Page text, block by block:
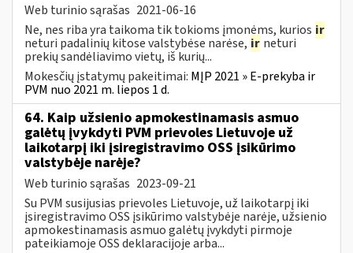
Web turinio sąrašas 2021-06-16
Ne, nes riba yra taikoma tik tokioms įmonėms, kurios ir
neturi padalinių kitose valstybėse narėse, ir neturi
prekių sandėliavimo vietų, iš kurių...
Mokesčių įstatymų pakeitimai: MĮP 2021 » E-prekyba ir
PVM nuo 2021 m. liepos 1 d.
64. Kaip užsienio apmokestinamasis asmuo
galėtų įvykdyti PVM prievoles Lietuvoje už
laikotarpį iki įsiregistravimo OSS įsikūrimo
valstybėje narėje?
Web turinio sąrašas 2023-09-21
Su PVM susijusias prievoles Lietuvoje, už laikotarpį iki
įsiregistravimo OSS įsikūrimo valstybėje narėje, užsienio
apmokestinamasis asmuo galėtų įvykdyti pirmoje
pateikiamoje OSS deklaracijoje arba...